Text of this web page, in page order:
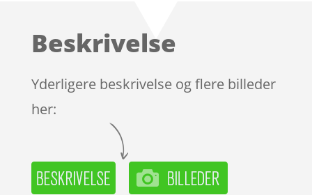
på
mmelser
Beskrivelse
Yderligere beskrivelse og flere billeder
her: